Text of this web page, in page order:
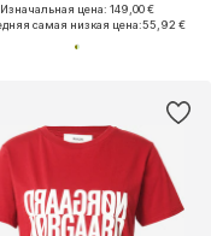
Изначальная цена: 149,00 €
самая низкая цена:55,92 €